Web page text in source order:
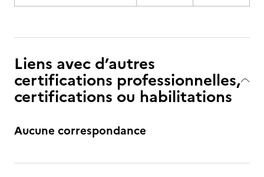
Liens avec d’autres
certifications professionnelles,
certifications ou habilitations
Aucune correspondance